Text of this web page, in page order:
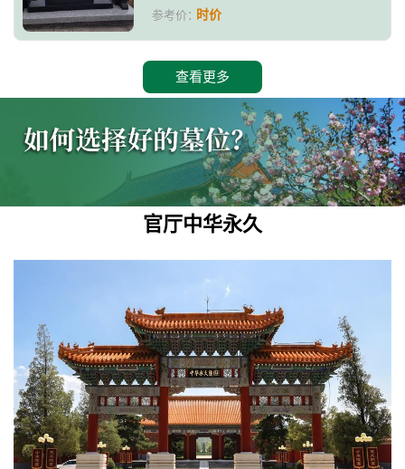
参考价：时价
查看更多
官厅中华永久